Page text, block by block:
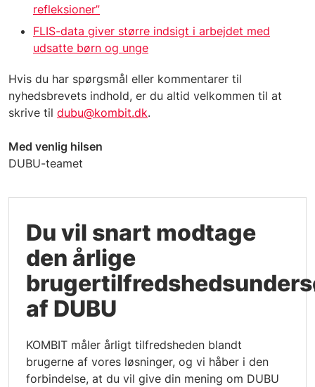
refleksioner”
FLIS-data giver større indsigt i arbejdet med
udsatte børn og unge
Hvis du har spørgsmål eller kommentarer til
nyhedsbrevets indhold, er du altid velkommen til at
skrive til dubu@kombit.dk.
Med venlig hilsen
DUBU-teamet
Du vil snart modtage
den årlige
af DUBU
KOMBIT måler årligt tilfredsheden blandt
brugerne af vores løsninger, og vi håber i den
forbindelse, at du vil give din mening om DUBU